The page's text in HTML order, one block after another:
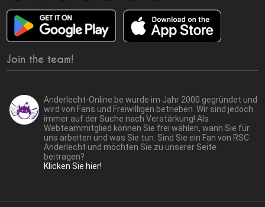
Join the team!
Anderlecht-Online.be wurde im Jahr 2000 gegründet und
wird von Fans und Freiwilligen betrieben. Wir sind jedoch
immer auf der Suche nach Verstärkung! Als
Webteammitglied können Sie frei wählen, wann Sie für
uns arbeiten und was Sie tun. Sind Sie ein Fan von RSC
Anderlecht und möchten Sie zu unserer Seite
beitragen?
Klicken Sie hier!